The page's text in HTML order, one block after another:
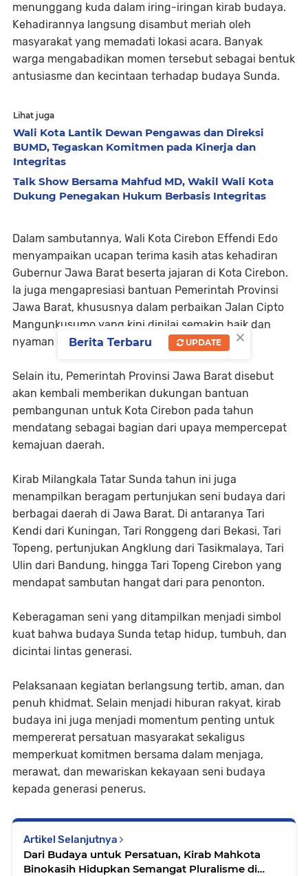
menunggang kuda dalam iring-iringan kirab budaya.
Kehadirannya langsung disambut meriah oleh
masyarakat yang memadati lokasi acara. Banyak
warga mengabadikan momen tersebut sebagai bentuk
antusiasme dan kecintaan terhadap budaya Sunda.
Lihat juga
Wali Kota Lantik Dewan Pengawas dan Direksi
BUMD, Tegaskan Komitmen pada Kinerja dan
Integritas
Talk Show Bersama Mahfud MD, Wakil Wali Kota
Dukung Penegakan Hukum Berbasis Integritas
Dalam sambutannya, Wali Kota Cirebon Effendi Edo
menyampaikan ucapan terima kasih atas kehadiran
Gubernur Jawa Barat beserta jajaran di Kota Cirebon.
Ia juga mengapresiasi bantuan Pemerintah Provinsi
Jawa Barat, khususnya dalam perbaikan Jalan Cipto
Mangunkusumo yang kini dinilai semakin baik dan
nyaman dilalui masyarakat.
Selain itu, Pemerintah Provinsi Jawa Barat disebut
akan kembali memberikan dukungan bantuan
pembangunan untuk Kota Cirebon pada tahun
mendatang sebagai bagian dari upaya mempercepat
kemajuan daerah.
Kirab Milangkala Tatar Sunda tahun ini juga
menampilkan beragam pertunjukan seni budaya dari
berbagai daerah di Jawa Barat. Di antaranya Tari
Kendi dari Kuningan, Tari Ronggeng dari Bekasi, Tari
Topeng, pertunjukan Angklung dari Tasikmalaya, Tari
Ulin dari Bandung, hingga Tari Topeng Cirebon yang
mendapat sambutan hangat dari para penonton.
Keberagaman seni yang ditampilkan menjadi simbol
kuat bahwa budaya Sunda tetap hidup, tumbuh, dan
dicintai lintas generasi.
Pelaksanaan kegiatan berlangsung tertib, aman, dan
penuh khidmat. Selain menjadi hiburan rakyat, kirab
budaya ini juga menjadi momentum penting untuk
mempererat persatuan masyarakat sekaligus
memperkuat komitmen bersama dalam menjaga,
merawat, dan mewariskan kekayaan seni budaya
kepada generasi penerus.
Artikel Selanjutnya
Dari Budaya untuk Persatuan, Kirab Mahkota
Binokasih Hidupkan Semangat Pluralisme di
×
Berita Terbaru UPDATE